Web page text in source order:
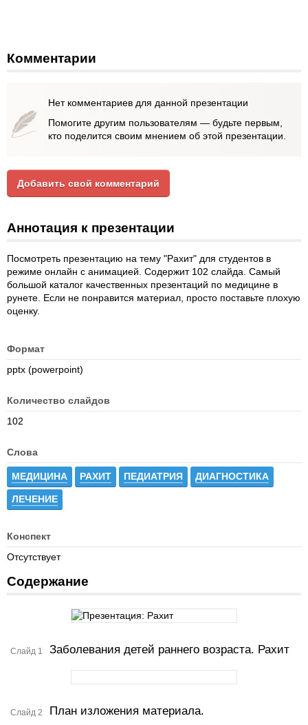
Комментарии
Нет комментариев для данной презентации
Помогите другим пользователям — будьте первым,
кто поделится своим мнением об этой презентации.
Добавить свой комментарий
Аннотация к презентации
Посмотреть презентацию на тему "Рахит" для студентов в
режиме онлайн с анимацией. Содержит 102 слайда. Самый
большой каталог качественных презентаций по медицине в
рунете. Если не понравится материал, просто поставьте плохую
оценку.
Формат
pptx (powerpoint)
Количество слайдов
102
Слова
МЕДИЦИНА РАХИТ ПЕДИАТРИЯ ДИАГНОСТИКА
ЛЕЧЕНИЕ
Конспект
Отсутствует
Содержание
Слайд 1 Заболевания детей раннего возраста. Рахит
Слайд 2 План изложения материала.